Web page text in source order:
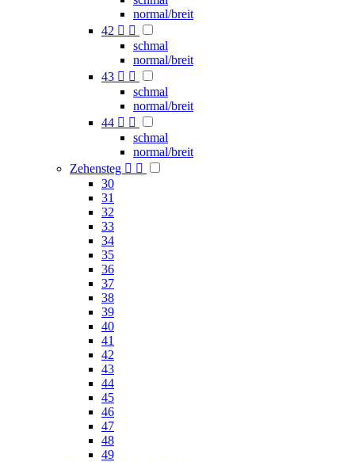
normal/breit
42  
schmal
normal/breit
43  
schmal
normal/breit
44  
schmal
normal/breit
Zehensteg  
30
31
32
33
34
35
36
37
38
39
40
41
42
43
44
45
46
47
48
49